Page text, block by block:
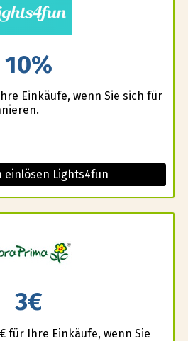
10%
Einkäufe, wenn Sie sich für
einlösen Lights4fun
3€
für Ihre Einkäufe, wenn Sie